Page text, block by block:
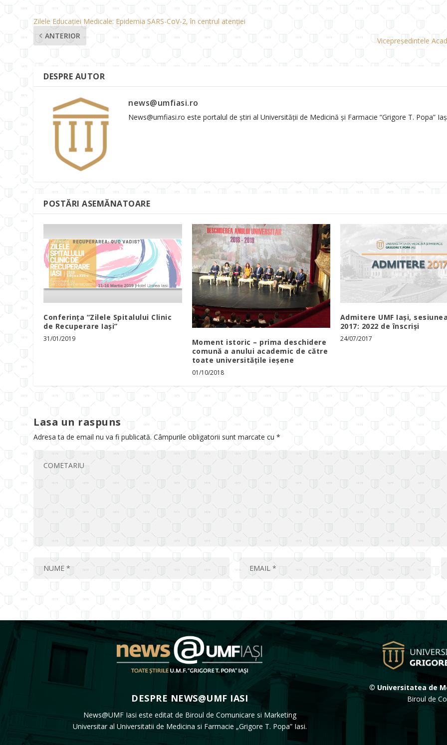
Zilele Educației Medicale: Epidemia SARS-CoV-2, în centrul atenției
ANTERIOR
Vicepreședintele
DESPRE AUTOR
news@umfiasi.ro
News@umfiasi.ro este portalul de știri al Universității de Medicină și Farmacie “Grigore T. Popa”
POSTĂRI ASEMĂNATOARE
Conferinţa “Zilele Spitalului Clinic
de Recuperare Iaşi”
31/01/2019
Moment istoric – prima deschidere
comună a anului academic de către
toate universitățile ieșene
01/10/2018
Admitere UMF Iași,
2017: 2022 de înscriși
24/07/2017
Lasa un raspuns
Adresa ta de email nu va fi publicată. Câmpurile obligatorii sunt marcate cu*
DESPRE NEWS@UMF IASI
News@UMF Iasi este editat de Biroul de Comunicare si Marketing
Universitar al Universitatii de Medicina si Farmacie „Grigore T. Popa” Iasi.
© Universitatea de
Biroul de